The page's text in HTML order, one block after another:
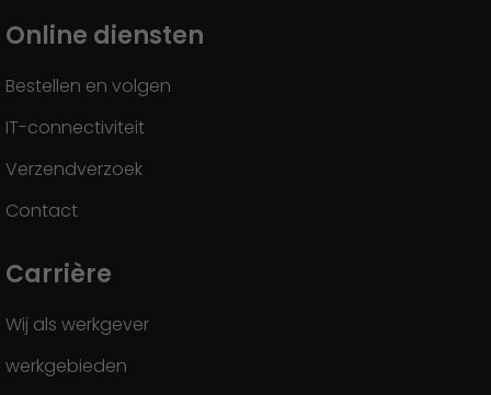
Online diensten
Bestellen en volgen
IT-connectiviteit
Verzendverzoek
Contact
Carrière
Wij als werkgever
werkgebieden